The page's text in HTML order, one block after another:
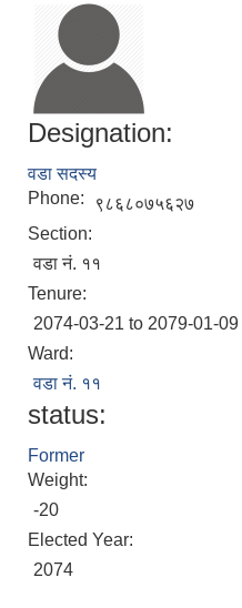
Designation:
वडा सदस्य
Phone:
९८६८०७५६२७
Section:
वडा नं. ११
Tenure:
2074-03-21 to 2079-01-09
Ward:
वडा नं. ११
status:
Former
Weight:
-20
Elected Year:
2074